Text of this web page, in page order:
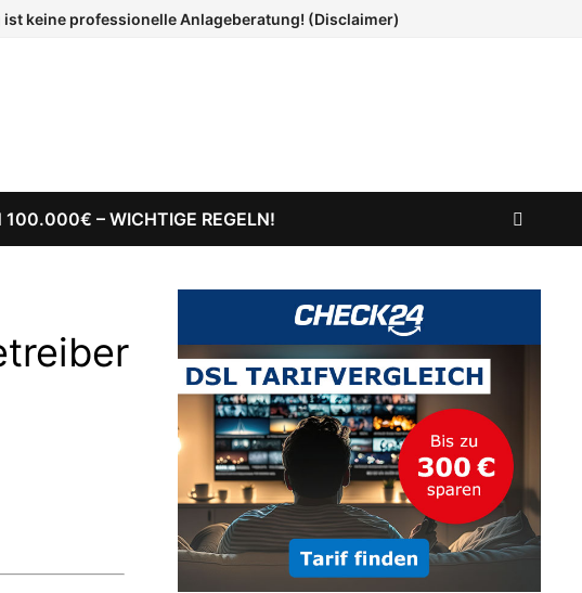
ist keine professionelle Anlageberatung! (Disclaimer)
100.000€ – WICHTIGE REGELN!